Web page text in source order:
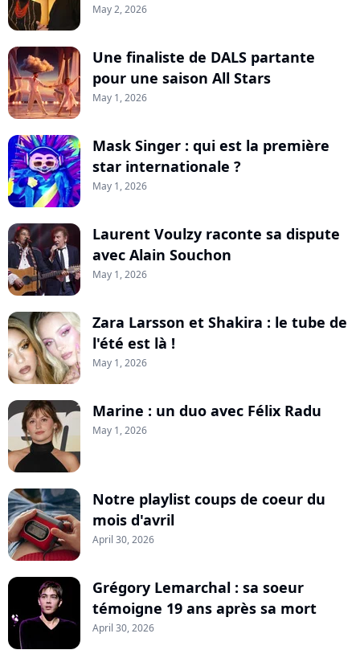
May 2, 2026
Une finaliste de DALS partante
pour une saison All Stars
May 1, 2026
Mask Singer : qui est la première
star internationale ?
May 1, 2026
Laurent Voulzy raconte sa dispute
avec Alain Souchon
May 1, 2026
Zara Larsson et Shakira : le tube de
l'été est là !
May 1, 2026
Marine : un duo avec Félix Radu
May 1, 2026
Notre playlist coups de coeur du
mois d'avril
April 30, 2026
Grégory Lemarchal : sa soeur
témoigne 19 ans après sa mort
April 30, 2026